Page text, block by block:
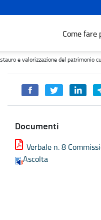
Come fare
del patrimonio
e valorizzazione del patrimonio
Documenti
Verbale n. 8
Ascolta